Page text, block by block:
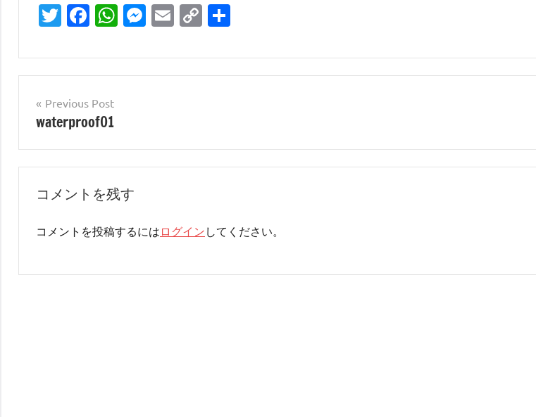
Twitter
Facebook
WhatsApp
Messenger
Email
Copy
投
稿
ナ
ビ
ゲ
シ
Previous Post
waterproof01
コメントを残す
コメントを投稿するには ログイン してください。